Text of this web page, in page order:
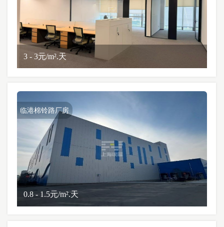
3 - 3元/m².天
临港棉铃路厂房
0.8 - 1.5元/m².天